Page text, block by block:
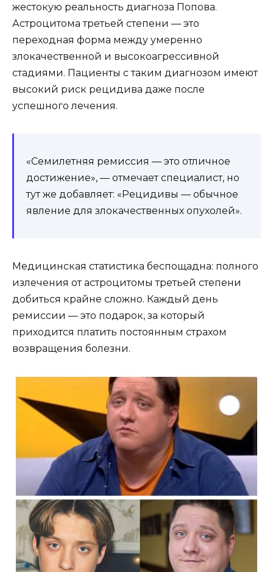
жестокую реальность диагноза Попова.
Астроцитома третьей степени — это
переходная форма между умеренно
злокачественной и высокоагрессивной
стадиями. Пациенты с таким диагнозом имеют
высокий риск рецидива даже после
успешного лечения.
«Семилетняя ремиссия — это отличное
достижение», — отмечает специалист, но
тут же добавляет: «Рецидивы — обычное
явление для злокачественных опухолей».
Медицинская статистика беспощадна: полного
излечения от астроцитомы третьей степени
добиться крайне сложно. Каждый день
ремиссии — это подарок, за который
приходится платить постоянным страхом
возвращения болезни.